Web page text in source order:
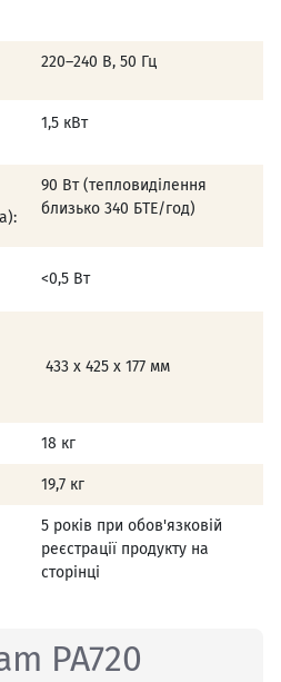
220–240 В, 50 Гц
1,5 кВт
90 Вт (тепловиділення
близько 340 БТЕ/год)
<0,5 Вт
433 х 425 х 177 мм
18 кг
19,7 кг
5 років при обов'язковій
реєстрації продукту на
сторінці
PA720